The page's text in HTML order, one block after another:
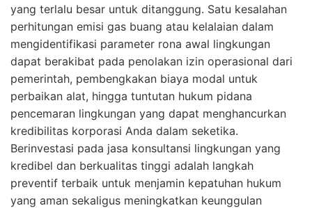
yang terlalu besar untuk ditanggung. Satu kesalahan
perhitungan emisi gas buang atau kelalaian dalam
mengidentifikasi parameter rona awal lingkungan
dapat berakibat pada penolakan izin operasional dari
pemerintah, pembengkakan biaya modal untuk
perbaikan alat, hingga tuntutan hukum pidana
pencemaran lingkungan yang dapat menghancurkan
kredibilitas korporasi Anda dalam seketika.
Berinvestasi pada jasa konsultansi lingkungan yang
kredibel dan berkualitas tinggi adalah langkah
preventif terbaik untuk menjamin kepatuhan hukum
yang aman sekaligus meningkatkan keunggulan